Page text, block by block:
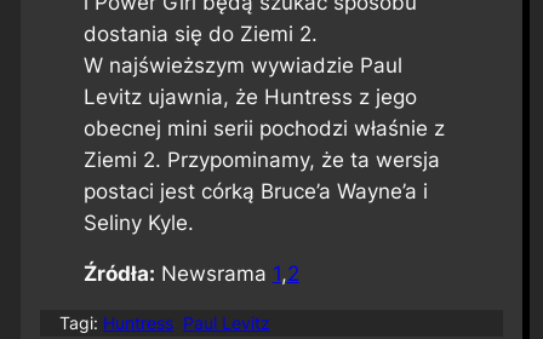
dostania się do Ziemi 2.
W najświeższym wywiadzie Paul
Levitz ujawnia, że Huntress z jego
obecnej mini serii pochodzi właśnie z
Ziemi 2. Przypominamy, że ta wersja
postaci jest córką Bruce’a Wayne’a i
Seliny Kyle.
Źródła: Newsrama 1,2
Tagi: Huntress Paul Levitz